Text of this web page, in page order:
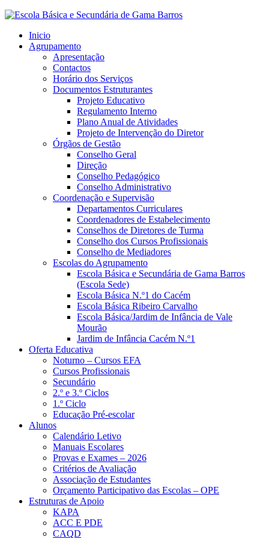
Inicio
Agrupamento
Apresentação
Contactos
Horário dos Serviços
Documentos Estruturantes
Projeto Educativo
Regulamento Interno
Plano Anual de Atividades
Projeto de Intervenção do Diretor
Órgãos de Gestão
Conselho Geral
Direção
Conselho Pedagógico
Conselho Administrativo
Coordenação e Supervisão
Departamentos Curriculares
Coordenadores de Estabelecimento
Conselhos de Diretores de Turma
Conselho dos Cursos Profissionais
Conselho de Mediadores
Escolas do Agrupamento
Escola Básica e Secundária de Gama Barros
(Escola Sede)
Escola Básica N.º1 do Cacém
Escola Básica Ribeiro Carvalho
Escola Básica/Jardim de Infância de Vale
Mourão
Jardim de Infância Cacém N.º1
Oferta Educativa
Noturno – Cursos EFA
Cursos Profissionais
Secundário
2.º e 3.º Ciclos
1.º Ciclo
Educação Pré-escolar
Alunos
Calendário Letivo
Manuais Escolares
Provas e Exames – 2026
Critérios de Avaliação
Associação de Estudantes
Orçamento Participativo das Escolas – OPE
Estruturas de Apoio
KAPA
ACC E PDE
CAQD